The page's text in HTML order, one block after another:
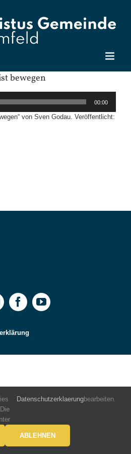
bewegen
00:00
von Sven Godau. Veröffentlicht:
Datenschutzerklaerungbearbeiten.
ABLEHNEN